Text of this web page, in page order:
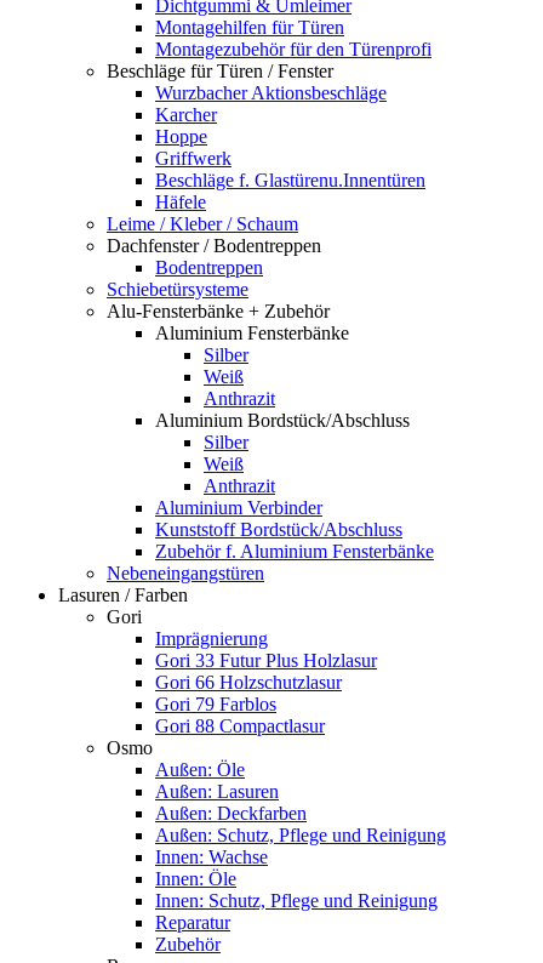
Dichtgummi & Umleimer
Montagehilfen für Türen
Montagezubehör für den Türenprofi
Beschläge für Türen / Fenster
Wurzbacher Aktionsbeschläge
Karcher
Hoppe
Griffwerk
Beschläge f. Glastürenu.Innentüren
Häfele
Leime / Kleber / Schaum
Dachfenster / Bodentreppen
Bodentreppen
Schiebetürsysteme
Alu-Fensterbänke + Zubehör
Aluminium Fensterbänke
Silber
Weiß
Anthrazit
Aluminium Bordstück/Abschluss
Silber
Weiß
Anthrazit
Aluminium Verbinder
Kunststoff Bordstück/Abschluss
Zubehör f. Aluminium Fensterbänke
Nebeneingangstüren
Lasuren / Farben
Gori
Imprägnierung
Gori 33 Futur Plus Holzlasur
Gori 66 Holzschutzlasur
Gori 79 Farblos
Gori 88 Compactlasur
Osmo
Außen: Öle
Außen: Lasuren
Außen: Deckfarben
Außen: Schutz, Pflege und Reinigung
Innen: Wachse
Innen: Öle
Innen: Schutz, Pflege und Reinigung
Reparatur
Zubehör